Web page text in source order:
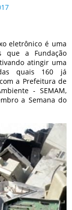
eletrônico é uma
que a Fundação
atingir uma
quais 160 já
a Prefeitura de
- SEMAM,
a Semana do